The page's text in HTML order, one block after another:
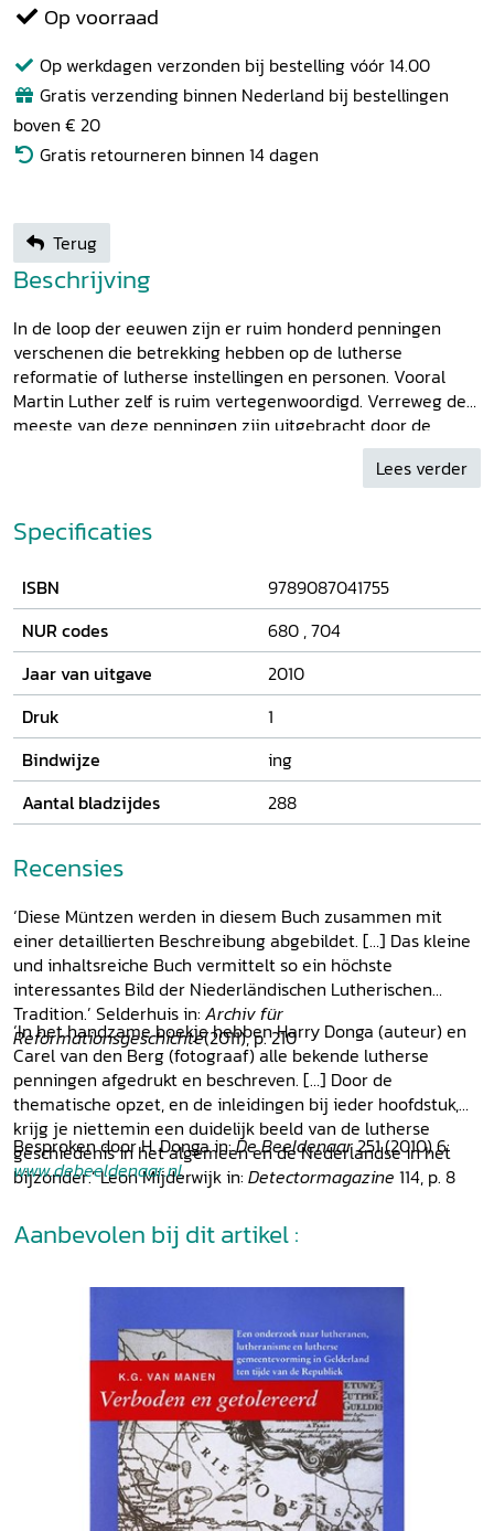
Op voorraad
Op werkdagen verzonden bij bestelling vóór 14.00
Gratis verzending binnen Nederland bij bestellingen
boven € 20
Gratis retourneren binnen 14 dagen
Terug
Beschrijving
In de loop der eeuwen zijn er ruim honderd penningen
verschenen die betrekking hebben op de lutherse
reformatie of lutherse instellingen en personen. Vooral
Martin Luther zelf is ruim vertegenwoordigd. Verreweg de
meeste van deze penningen zijn uitgebracht door de
Amsterdamse lutherse gemeenten en instellingen. De
numismatische traditie is daar zo sterk, dat er ook nu nog
worden niet alleen deze Amsterdamse penningen
gepresenteerd, maar ook penningen van andere lutherse
van lutheranen die vanwege hun geloof uit Salzburg
moesten vluchten en zich in 1732 in Zeeland vestigden.
Daarnaast zijn lutherse avondmaalsloodjes opgenomen.
Alle penningen worden uitgebreid beschreven, waarbij ook
aandacht wordt besteed aan de symboliek en de makers,
van wie velen zelf luthers waren. Voor- en achterzijde van
de penningen worden in kleur afgebeeld.
Lees verder
Specificaties
ISBN
9789087041755
NUR codes
680 ,704
Jaar van uitgave
2010
Druk
1
Bindwijze
ing
Aantal bladzijdes
288
Recensies
‘Diese Müntzen werden in diesem Buch zusammen mit
einer detaillierten Beschreibung abgebildet. […] Das kleine
und inhaltsreiche Buch vermittelt so ein höchste
interessantes Bild der Niederländischen Lutherischen
Tradition.’ Selderhuis in: Archiv für
Reformationsgeschichte(2011), p. 210
‘In het handzame boekje hebben Harry Donga (auteur) en
Carel van den Berg (fotograaf) alle bekende lutherse
penningen afgedrukt en beschreven. […] Door de
thematische opzet, en de inleidingen bij ieder hoofdstuk,
krijg je niettemin een duidelijk beeld van de lutherse
geschiedenis in het algemeen en de Nederlandse in het
bijzonder.’ Leon Mijderwijk in: Detectormagazine 114, p. 8
Besproken door H. Donga in:De Beeldenaar251 (2010) 6:
www.debeeldenaar.nl.
Aanbevolen bij dit artikel :